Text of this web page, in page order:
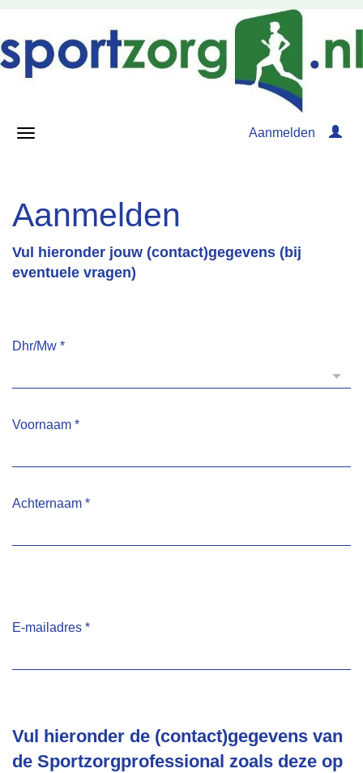
Aanmelden
Aanmelden
Vul hieronder jouw (contact)gegevens (bij
eventuele vragen)
Dhr/Mw *
Voornaam *
Achternaam *
E-mailadres *
Vul hieronder de (contact)gegevens van
de Sportzorgprofessional zoals deze op